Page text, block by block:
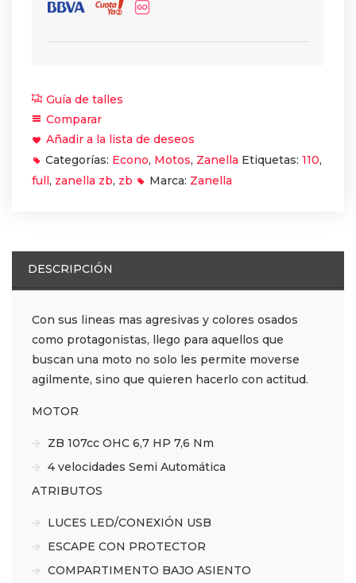
Guía de talles
Comparar
Añadir a la lista de deseos
Categorías: Econo, Motos, Zanella Etiquetas: 110,
full, zanella zb, zb Marca: Zanella
DESCRIPCIÓN
Con sus lineas mas agresivas y colores osados
como protagonistas, llego para aquellos que
buscan una moto no solo les permite moverse
agilmente, sino que quieren hacerlo con actitud.
MOTOR
ZB 107cc OHC 6,7 HP 7,6 Nm
4 velocidades Semi Automática
ATRIBUTOS
LUCES LED/CONEXIÓN USB
ESCAPE CON PROTECTOR
COMPARTIMENTO BAJO ASIENTO